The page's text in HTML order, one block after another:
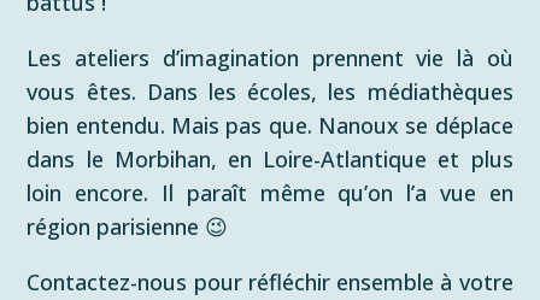
Les ateliers d’imagination prennent vie là où
vous êtes. Dans les écoles, les médiathèques
bien entendu. Mais pas que. Nanoux se déplace
dans le Morbihan, en Loire-Atlantique et plus
loin encore. Il paraît même qu’on l’a vue en
région parisienne 😉
Contactez-nous pour réfléchir ensemble à votre